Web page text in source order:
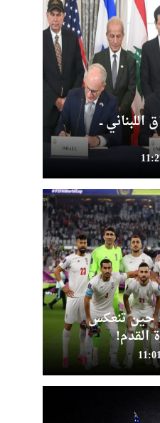
ــ
حين تنعكس
القدم!